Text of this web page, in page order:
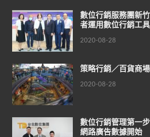
數位行銷服務團新
者運用數位行銷工
2020-08-28
策略行銷／百貨商
2020-08-28
數位行銷管理第一
網路廣告數據開始